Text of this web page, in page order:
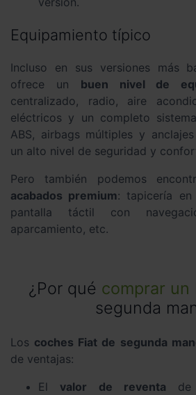
Equipamiento típico
Incluso en sus versiones más
ofrece un buen nivel de
centralizado, radio, aire
eléctricos y un completo
ABS, airbags múltiples y anclajes
un alto nivel de seguridad y
Pero también podemos
acabados premium: tapicería en
pantalla táctil con
aparcamiento, etc.
¿Por qué comprar un
segunda
Los coches Fiat de segunda
de ventajas:
El valor de reventa de